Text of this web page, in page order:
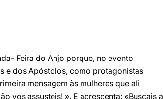
Feira do Anjo porque, no evento
e dos Apóstolos, como protagonistas
mensagem às mulheres que ali
vos assusteis! ». E acrescenta: «Buscais a